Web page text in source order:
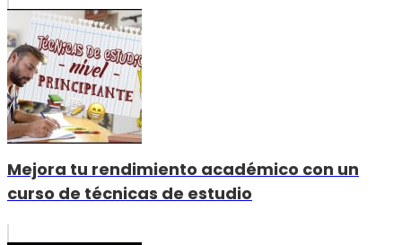
Mejora tu rendimiento académico con un
curso de técnicas de estudio